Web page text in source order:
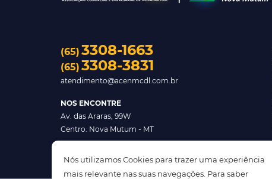
Nós utilizamos Cookies para trazer uma experiência
mais relevante nas suas navegações. Para saber
(65) 3308-1663
(65) 3308-3831
atendimento@acenmcdl.com.br
NOS ENCONTRE
Av. das Araras, 99W
Centro. Nova Mutum - MT